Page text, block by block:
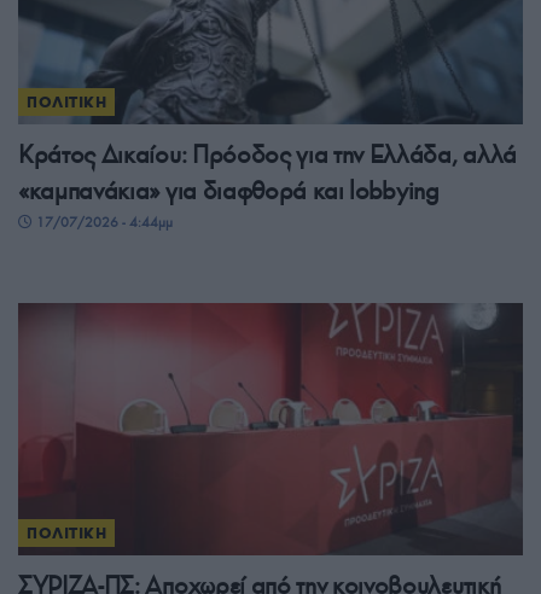
ΠΟΛΙΤΙΚΗ
Κράτος Δικαίου: Πρόοδος για την Ελλάδα, αλλά
«καμπανάκια» για διαφθορά και lobbying
17/07/2026 - 4:44μμ
ΠΟΛΙΤΙΚΗ
ΣΥΡΙΖΑ-ΠΣ: Αποχωρεί από την κοινοβουλευτική